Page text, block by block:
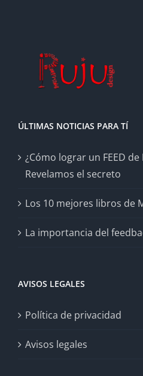
ÚLTIMAS NOTICIAS PARA TÍ
¿Cómo lograr un FEED
Revelamos el secreto
Los 10 mejores libros de
La importancia del
AVISOS LEGALES
Política de privacidad
Avisos legales